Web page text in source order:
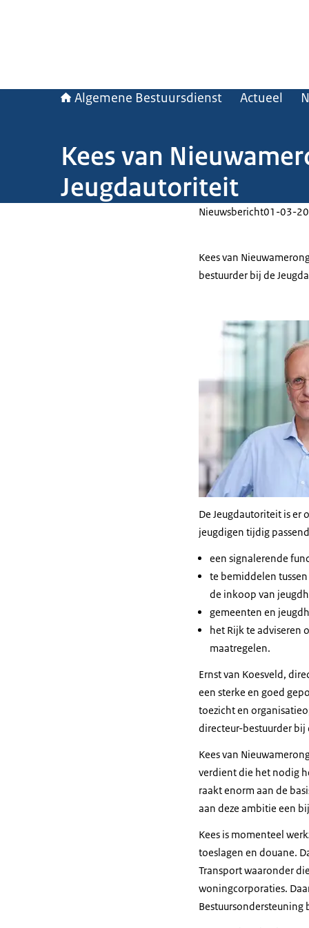
Algemene Bestuursdienst Actueel
Kees van
Jeugdautoriteit
Nieuwsbericht01-03-
Kees van
bestuurder bij de
De Jeugdautoriteit is
jeugdigen tijdig
een signalerende
te bemiddelen
de inkoop van
gemeenten en
het Rijk te adviseren
maatregelen.
Ernst van Koesveld,
een sterke en goed
toezicht en
directeur-bestuurder bij
Kees van
verdient die het nodig
raakt enorm aan de
aan deze ambitie een
Kees is momenteel
toeslagen en douane.
Transport waaronder
woningcorporaties.
Bestuursondersteuning